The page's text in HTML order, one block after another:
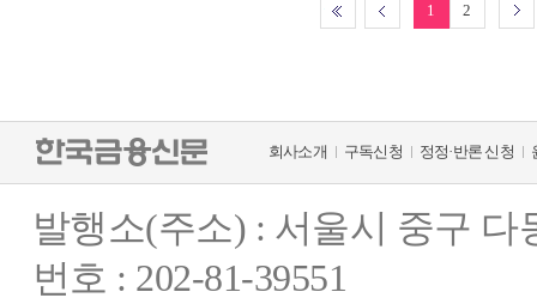
1 2
회사소개 구독신청 정정·반론 신청
발행소(주소) : 서울시 중구
번호 : 202-81-39551